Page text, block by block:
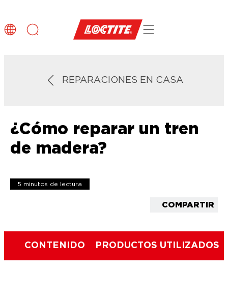
REPARACIONES EN CASA
¿Cómo reparar un tren
de madera?
5 minutos de lectura
COMPARTIR
CONTENIDO PRODUCTOS UTILIZADOS